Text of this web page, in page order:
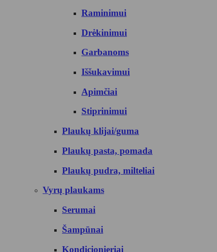
Raminimui
Drėkinimui
Garbanoms
Iššukavimui
Apimčiai
Stiprinimui
Plaukų klijai/guma
Plaukų pasta, pomada
Plaukų pudra, milteliai
Vyrų plaukams
Serumai
Šampūnai
Kondicionieriai